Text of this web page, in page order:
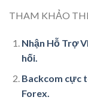
THAM KHẢO
Nhận Hỗ Trợ
hối.
Backcom cực
Forex.